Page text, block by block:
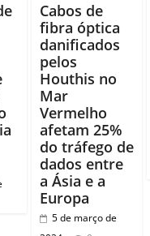
Cabos de
fibra óptica
danificados
pelos
Houthis no
Mar
Vermelho
afetam 25%
do tráfego de
dados entre
a Ásia e a
Europa
5 de março de